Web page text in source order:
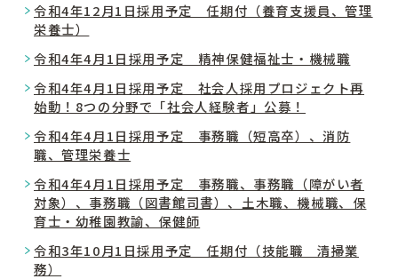
令和4年12月1日採用予定 任期付（養育支援員、管理
栄養士）
令和4年4月1日採用予定 精神保健福祉士・機械職
令和4年4月1日採用予定 社会人採用プロジェクト再
始動！8つの分野で「社会人経験者」公募！
令和4年4月1日採用予定 事務職（短高卒）、消防
職、管理栄養士
令和4年4月1日採用予定 事務職、事務職（障がい者
対象）、事務職（図書館司書）、土木職、機械職、保
育士・幼稚園教諭、保健師
令和3年10月1日採用予定 任期付（技能職 清掃業
務）